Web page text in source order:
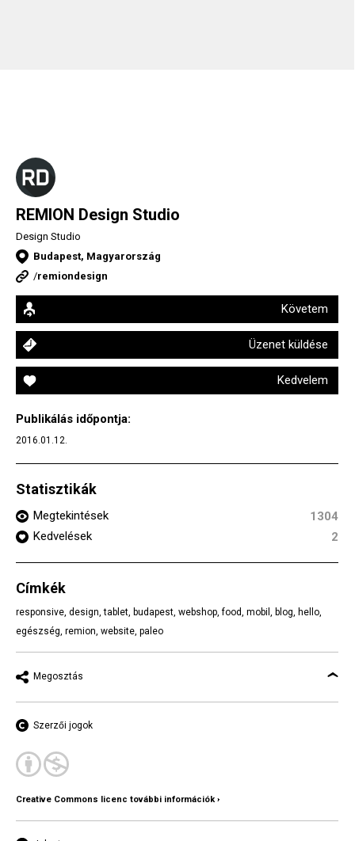
REMION Design Studio
Design Studio
Budapest, Magyarország
/remiondesign
Követem
Üzenet küldése
Kedvelem
Publikálás időpontja:
2016.01.12.
Statisztikák
Megtekintések
1304
Kedvelések
2
Címkék
responsive, design,tablet, budapest, webshop,food, mobil , blog, hello,
egészség, remion, website, paleo
Megosztás
Szerzői jogok
Creative Commons licenc további információk ›